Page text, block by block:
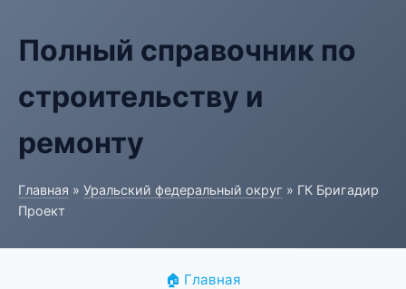
Полный справочник по
строительству и
ремонту
Главная » Уральский федеральный округ » ГК Бригадир
Проект
🏠 Главная